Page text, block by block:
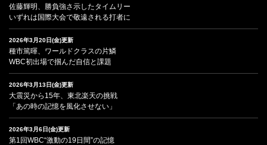
佐藤輝明、勝負強さ示したタイムリー
いずれは国際大会で敬遠される打者に
2026年3月20日(金)更新
種市篤暉、ワールドクラスの片鱗
WBC初出場で掴んだ自信と課題
2026年3月13日(金)更新
大震災から15年、東北楽天の挑戦
「あの時の記憶を風化させない」
2026年3月6日(金)更新
第1回WBC“激動の19日間”の記憶